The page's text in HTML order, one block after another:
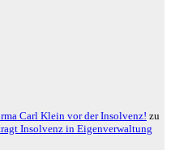
Carl Klein vor der Insolvenz! zu
Insolvenz in Eigenverwaltung